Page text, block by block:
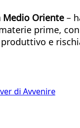
Medio Oriente –
prime,
e
di Avvenire